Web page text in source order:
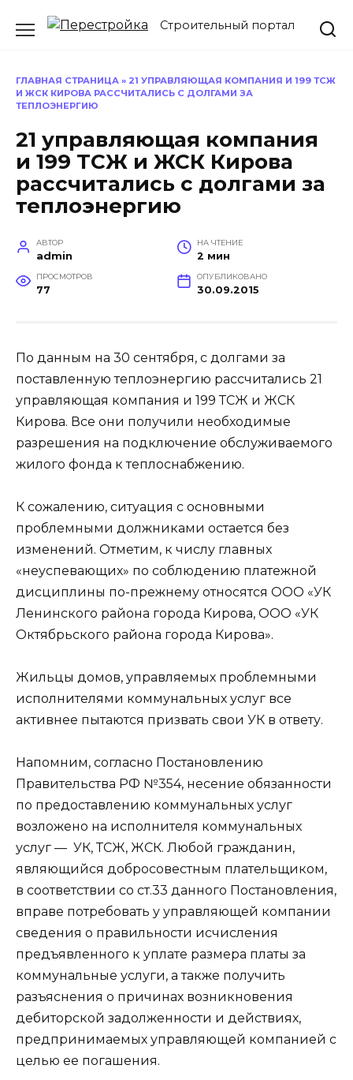
Строительный портал
ГЛАВНАЯ СТРАНИЦА » 21 УПРАВЛЯЮЩАЯ КОМПАНИЯ И 199 ТСЖ
И ЖСК КИРОВА РАССЧИТАЛИСЬ С ДОЛГАМИ ЗА
ТЕПЛОЭНЕРГИЮ
21 управляющая компания
и 199 ТСЖ и ЖСК Кирова
рассчитались с долгами за
теплоэнергию
АВТОР
admin
НА ЧТЕНИЕ
2 мин
ПРОСМОТРОВ
77
ОПУБЛИКОВАНО
30.09.2015
По данным на 30 сентября, с долгами за
поставленную теплоэнергию рассчитались 21
управляющая компания и 199 ТСЖ и ЖСК
Кирова. Все они получили необходимые
разрешения на подключение обслуживаемого
жилого фонда к теплоснабжению.
К сожалению, ситуация с основными
проблемными должниками остается без
изменений. Отметим, к числу главных
«неуспевающих» по соблюдению платежной
дисциплины по-прежнему относятся ООО «УК
Ленинского района города Кирова, ООО «УК
Октябрьского района города Кирова».
Жильцы домов, управляемых проблемными
исполнителями коммунальных услуг все
активнее пытаются призвать свои УК в ответу.
Напомним, согласно Постановлению
Правительства РФ №354, несение обязанности
по предоставлению коммунальных услуг
возложено на исполнителя коммунальных
услуг — УК, ТСЖ, ЖСК. Любой гражданин,
являющийся добросовестным плательщиком,
в соответствии со ст.33 данного Постановления,
вправе потребовать у управляющей компании
сведения о правильности исчисления
предъявленного к уплате размера платы за
коммунальные услуги, а также получить
разъяснения о причинах возникновения
дебиторской задолженности и действиях,
предпринимаемых управляющей компанией с
целью ее погашения.